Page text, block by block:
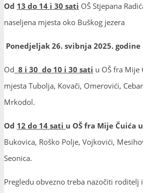
Od 13 do 14 i 30 sati OŠ Stjepana
naseljena mjesta oko Buškog jezera
Ponedjeljak 26. svibnja 2025. godine
Od 8 i 30 do 10 i 30 sati u OŠ fra Mije
mjesta Tubolja, Kovači, Omerovići,
Mrkodol.
Od 12 do 14 sati u OŠ fra Mije Čuića u
Bukovica, Roško Polje, Vojkovići,
Seonica.
Pregledu obvezno treba nazočiti roditelj